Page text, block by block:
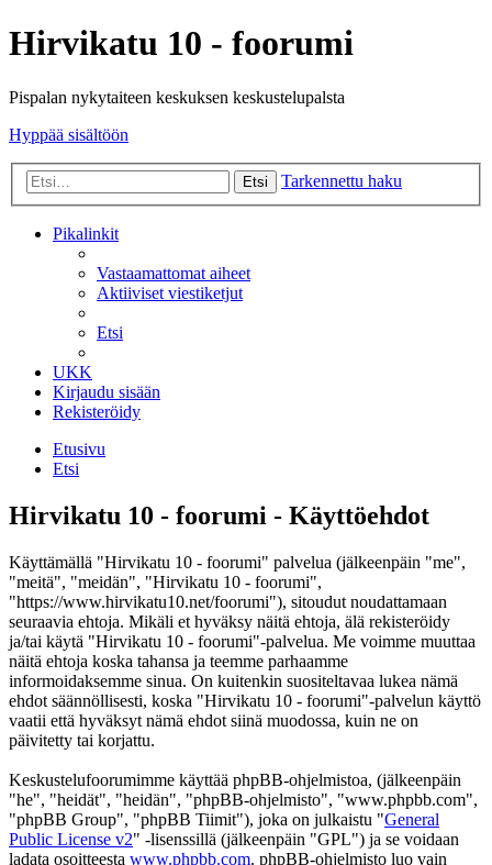
Hirvikatu 10 - foorumi
Pispalan nykytaiteen keskuksen keskustelupalsta
Hyppää sisältöön
Etsi Tarkennettu haku
Pikalinkit
Vastaamattomat aiheet
Aktiiviset viestiketjut
Etsi
UKK
Kirjaudu sisään
Rekisteröidy
Etusivu
Etsi
Hirvikatu 10 - foorumi - Käyttöehdot
Käyttämällä "Hirvikatu 10 - foorumi" palvelua (jälkeenpäin "me",
"meitä", "meidän", "Hirvikatu 10 - foorumi",
"https://www.hirvikatu10.net/foorumi"), sitoudut noudattamaan
seuraavia ehtoja. Mikäli et hyväksy näitä ehtoja, älä rekisteröidy
ja/tai käytä "Hirvikatu 10 - foorumi"-palvelua. Me voimme muuttaa
näitä ehtoja koska tahansa ja teemme parhaamme
informoidaksemme sinua. On kuitenkin suositeltavaa lukea nämä
ehdot säännöllisesti, koska "Hirvikatu 10 - foorumi"-palvelun käyttö
vaatii että hyväksyt nämä ehdot siinä muodossa, kuin ne on
päivitetty tai korjattu.
Keskustelufoorumimme käyttää phpBB-ohjelmistoa, (jälkeenpäin
"he", "heidät", "heidän", "phpBB-ohjelmisto", "www.phpbb.com",
"phpBB Group", "phpBB Tiimit"), joka on julkaistu "General
Public License v2" -lisenssillä (jälkeenpäin "GPL") ja se voidaan
ladata osoitteesta www.phpbb.com. phpBB-ohjelmisto luo vain